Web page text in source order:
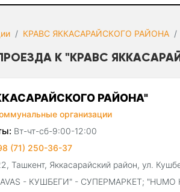
КРАВС ЯККАСАРАЙСКОГО РАЙОНА
К "КРАВС
РАЙОНА"
организации
Вт-чт-сб-9:00-12:00
(71) 250-36-37
Ташкент, Яккасарайский район, ул.
- КУШБЕГИ" - СУПЕРМАРКЕТ; "HUMO